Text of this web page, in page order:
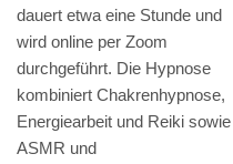
dauert etwa eine Stunde und
wird online per Zoom
durchgeführt. Die Hypnose
kombiniert Chakrenhypnose,
Energiearbeit und Reiki sowie
ASMR und